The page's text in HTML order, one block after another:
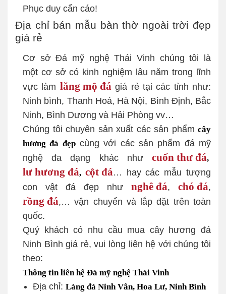
Phục duy cẩn cáo!
Địa chỉ bán mẫu bàn thờ ngoài trời đẹp
giá rẻ
Cơ sở Đá mỹ nghệ Thái Vinh chúng tôi là
một cơ sở có kinh nghiệm lâu năm trong lĩnh
vực làm lăng mộ đá giá rẻ tại các tỉnh như:
Ninh bình, Thanh Hoá, Hà Nội, Bình Định, Bắc
Ninh, Bình Dương và Hải Phòng vv…
Chúng tôi chuyên sản xuất các sản phẩm cây
hương đá đẹpcùng với các sản phẩm đá mỹ
nghệ đa dạng khác như cuốn thư đá,
lư hương đá, cột đá… hay các mẫu tượng
con vật đá đẹp như nghê đá, chó đá,
rồng đá,… vận chuyển và lắp đặt trên toàn
quốc.
Quý khách có nhu cầu mua cây hương đá
Ninh Bình giá rẻ, vui lòng liên hệ với chúng tôi
theo:
Thông tin liên hệ Đá mỹ nghệ Thái Vinh
Địa chỉ: Làng đá Ninh Vân, Hoa Lư, Ninh Bình